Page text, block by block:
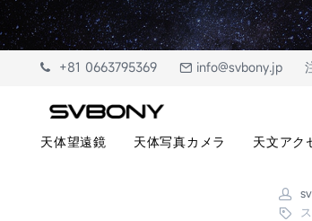
+81 0663795369 info@svbony.jp
天体望遠鏡 天体写真カメラ 天文アク